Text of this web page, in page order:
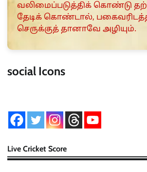
வலிமைப்படுத்திக் கொண்டு
தேடிக் கொண்டால்,
செருக்குத் தானாவே அழியும்.
social Icons
Live Cricket Score